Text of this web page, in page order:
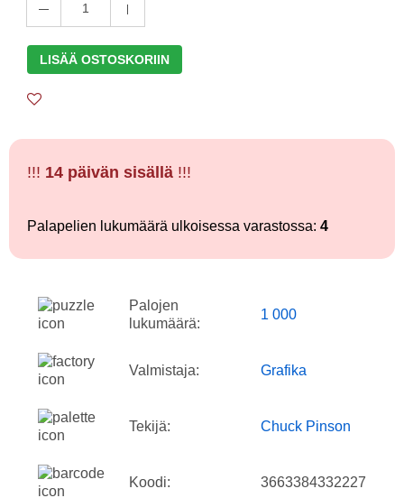
1
LISÄÄ OSTOSKORIIN
!!! 14 päivän sisällä !!!
Palapelien lukumäärä ulkoisessa varastossa: 4
Palojen
lukumäärä:
1 000
Valmistaja: Grafika
Tekijä: Chuck Pinson
Koodi: 3663384332227